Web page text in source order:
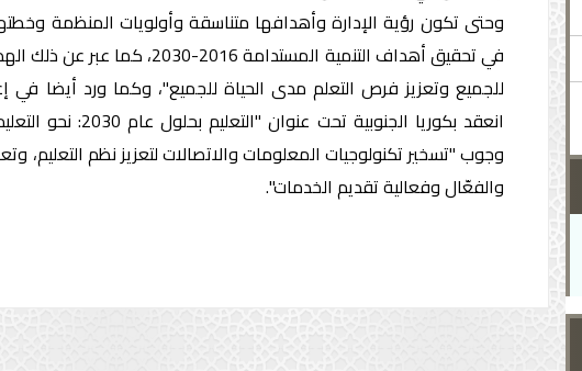
وحتى تكون رؤية الإدارة وأهدافها متناسقة وأولويات المنظمة
في تحقيق أهداف التنمية
انعقد بكوريا
وجوب "تسخير تكنولوجيات المعلومات والاتصالات لتعزيز نظم التعليم،
والفعّال وفعالية تقديم الخدمات".